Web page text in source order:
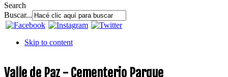
Search
Buscar...
Skip to content
Valle de Paz - Cementerio Parque